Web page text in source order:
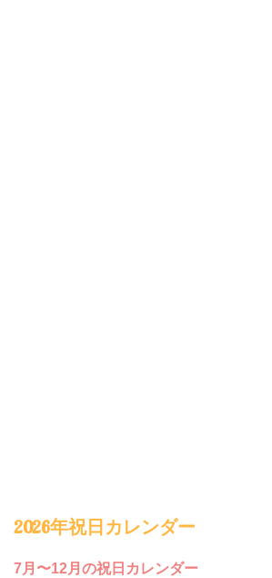
2026年祝日カレンダー
7月〜12月の祝日カレンダー